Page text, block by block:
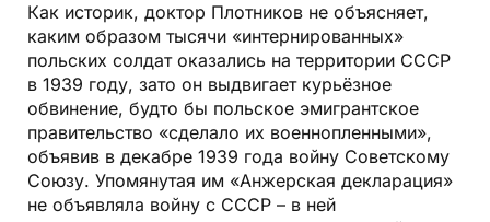
Как историк, доктор Плотников не объясняет,
каким образом тысячи «интернированных»
польских солдат оказались на территории СССР
в 1939 году, зато он выдвигает курьёзное
обвинение, будто бы польское эмигрантское
правительство «сделало их военнопленными»,
объявив в декабре 1939 года войну Советскому
Союзу. Упомянутая им «Анжерская декларация»
не объявляла войну с СССР – в ней